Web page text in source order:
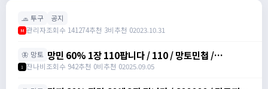
🧢 투구 공지
M 관리자조회수 141274추천 3비추천 02023.10.31
🦋 망토 망민 60% 1장 110팝니다 / 110 / 망토민첩 /
https://open.kakao.com/o/svY6joQh
1 잔나비조회수 942추천 0비추천 02025.09.05